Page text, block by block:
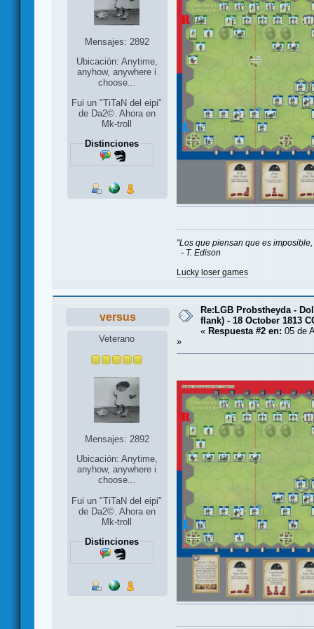
Mensajes: 2892
Ubicación: Anytime,
anyhow, anywhere i
choose...
Fui un "TiTaN del eipi"
de Da2©. Ahora en
Mk-troll
Distinciones
"Los que piensan que es
- T. Edison
Lucky loser games
versus
Veterano
Mensajes: 2892
Ubicación: Anytime,
anyhow, anywhere i
choose...
Fui un "TiTaN del eipi"
de Da2©. Ahora en
Mk-troll
Distinciones
Re:LGB Probstheyda -
flank) - 18 October 1813
« Respuesta #2 en: 05 de
»